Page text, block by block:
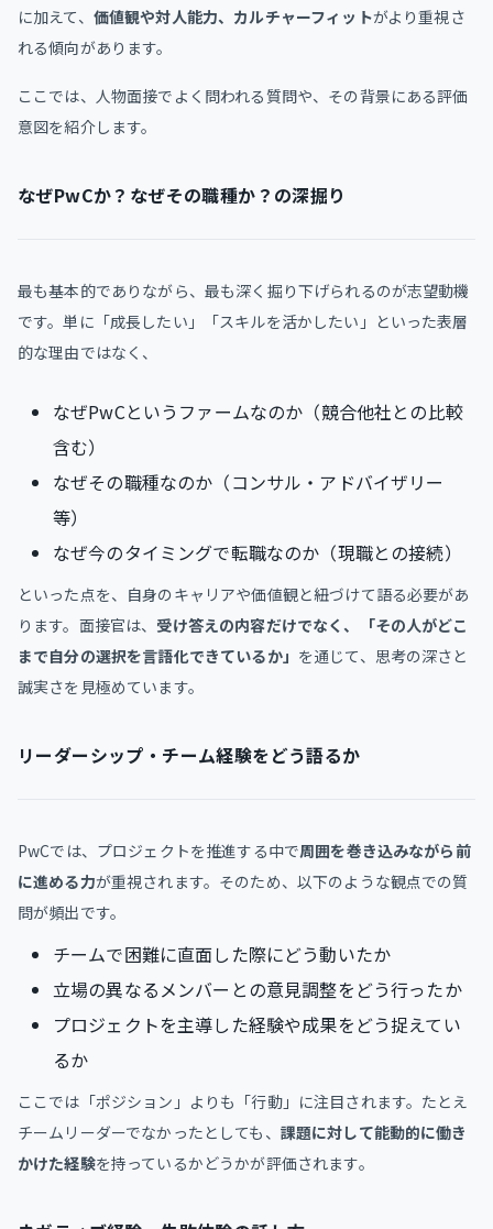
に加えて、 価値観や対人能力、カルチャーフィットがより重視さ
れる傾向があります。
ここでは、人物面接でよく問われる質問や、その背景にある評価
意図を紹介します。
なぜPwCか？なぜその職種か？の深掘り
最も基本的でありながら、最も深く掘り下げられるのが志望動機
です。単に「成長したい」「スキルを活かしたい」といった表層
的な理由ではなく、
なぜPwCというファームなのか（競合他社との比較
含む）
なぜその職種なのか（コンサル・アドバイザリー
等）
なぜ今のタイミングで転職なのか（現職との接続）
といった点を、自身のキャリアや価値観と紐づけて語る必要があ
ります。面接官は、 受け答えの内容だけでなく、「その人がどこ
まで自分の選択を言語化できているか」 を通じて、思考の深さと
誠実さを見極めています。
リーダーシップ・チーム経験をどう語るか
PwCでは、プロジェクトを推進する中で周囲を巻き込みながら前
に進める力が重視されます。そのため、以下のような観点での質
問が頻出です。
チームで困難に直面した際にどう動いたか
立場の異なるメンバーとの意見調整をどう行ったか
プロジェクトを主導した経験や成果をどう捉えてい
るか
ここでは「ポジション」よりも「行動」に注目されます。たとえ
チームリーダーでなかったとしても、 課題に対して能動的に働き
かけた経験を持っているかどうかが評価されます。